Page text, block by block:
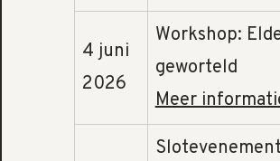
4 juni
2026
Workshop:
geworteld
Meer